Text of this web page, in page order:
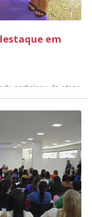
em
participou da etapa
Prefeitura
e destacar o papel
com o
dos municípios, a
o empreendedorismo,
negócios e a
local. O evento
Brasília.
lugar na etapa